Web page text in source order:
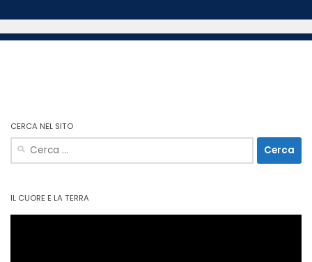
CERCA NEL SITO
Ricerca
per:
IL CUORE E LA TERRA